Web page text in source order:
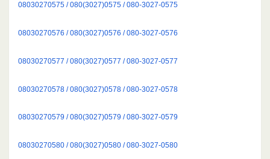
08030270575 / 080(3027)0575 / 080-3027-0575
08030270576 / 080(3027)0576 / 080-3027-0576
08030270577 / 080(3027)0577 / 080-3027-0577
08030270578 / 080(3027)0578 / 080-3027-0578
08030270579 / 080(3027)0579 / 080-3027-0579
08030270580 / 080(3027)0580 / 080-3027-0580